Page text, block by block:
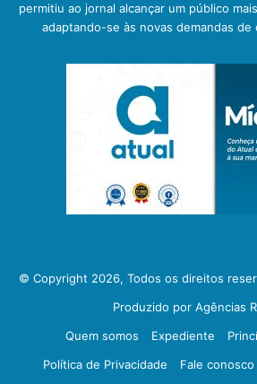
permitiu ao jornal alcançar um público
adaptando-se às novas demandas de
© Copyright 2026, Todos os direitos
Produzido por Agências
Quem somos
Expediente
Política de Privacidade
Fale conosco